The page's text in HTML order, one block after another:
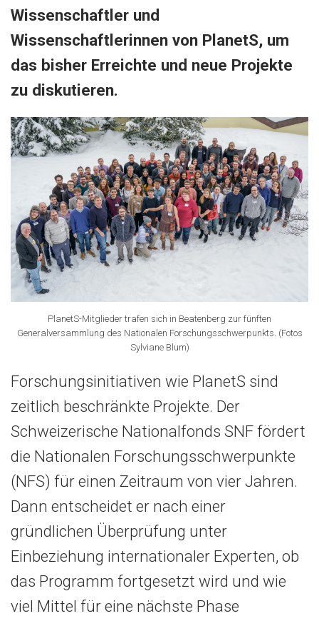
Wissenschaftler und
Wissenschaftlerinnen von PlanetS, um
das bisher Erreichte und neue Projekte
zu diskutieren.
PlanetS-Mitglieder trafen sich in Beatenberg zur fünften
Generalversammlung des Nationalen Forschungsschwerpunkts. (Fotos
Sylviane Blum)
Forschungsinitiativen wie PlanetS sind
zeitlich beschränkte Projekte. Der
Schweizerische Nationalfonds SNF fördert
die Nationalen Forschungsschwerpunkte
(NFS) für einen Zeitraum von vier Jahren.
Dann entscheidet er nach einer
gründlichen Überprüfung unter
Einbeziehung internationaler Experten, ob
das Programm fortgesetzt wird und wie
viel Mittel für eine nächste Phase